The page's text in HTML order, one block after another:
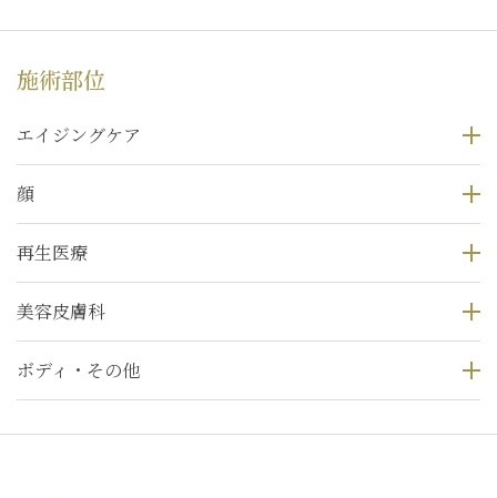
施術部位
エイジングケア
顔
再生医療
美容皮膚科
ボディ・その他